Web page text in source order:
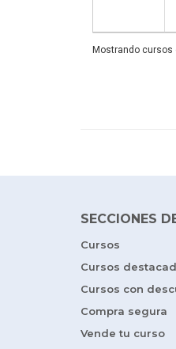
Mostrando cursos
SECCIONES
Cursos
Cursos
Cursos con
Compra segura
Vende tu curso